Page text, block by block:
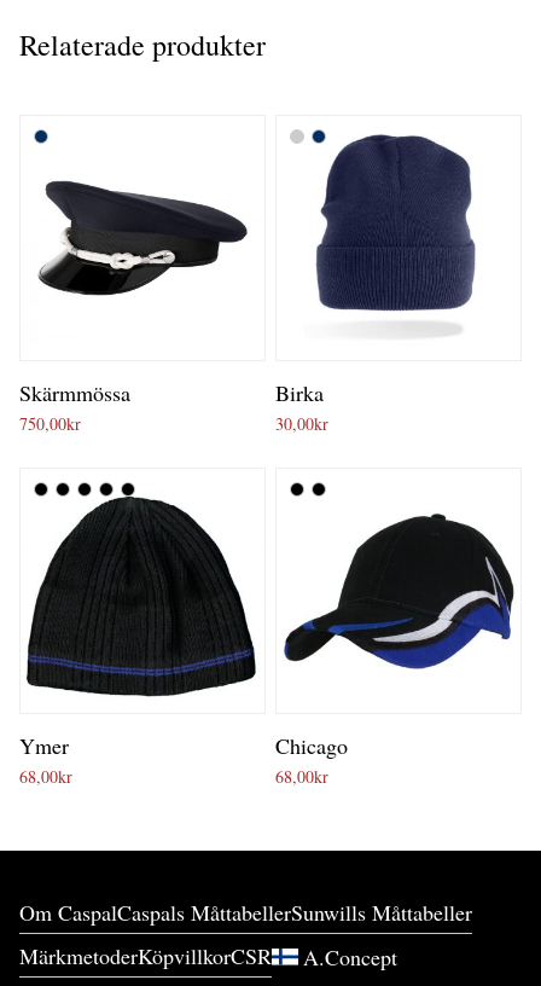
Relaterade produkter
Skärmmössa
750,00kr
Birka
30,00kr
Ymer
68,00kr
Chicago
68,00kr
Om CaspalCaspals MåttabellerSunwills Måttabeller
MärkmetoderKöpvillkorCSR A.Concept